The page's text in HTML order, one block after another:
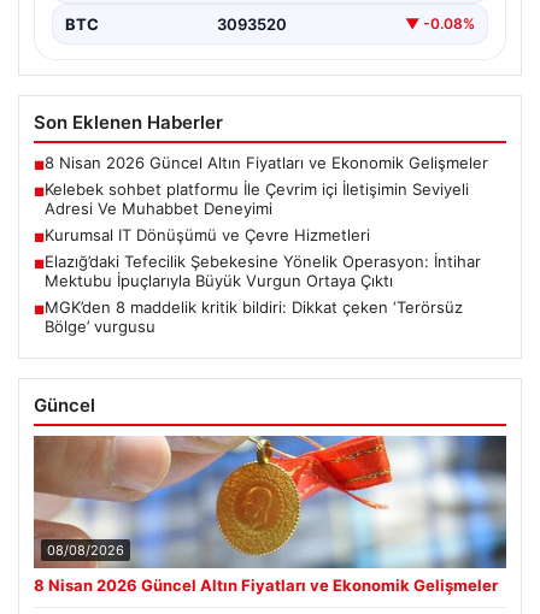
BTC 3093520 ▼ -0.08%
Son Eklenen Haberler
■8 Nisan 2026 Güncel Altın Fiyatları ve Ekonomik Gelişmeler
■Kelebek sohbet platformu İle Çevrim içi İletişimin Seviyeli
Adresi Ve Muhabbet Deneyimi
■Kurumsal IT Dönüşümü ve Çevre Hizmetleri
■Elazığ’daki Tefecilik Şebekesine Yönelik Operasyon: İntihar
Mektubu İpuçlarıyla Büyük Vurgun Ortaya Çıktı
■MGK’den 8 maddelik kritik bildiri: Dikkat çeken ‘Terörsüz
Bölge’ vurgusu
Güncel
08/08/2026
8 Nisan 2026 Güncel Altın Fiyatları ve Ekonomik Gelişmeler